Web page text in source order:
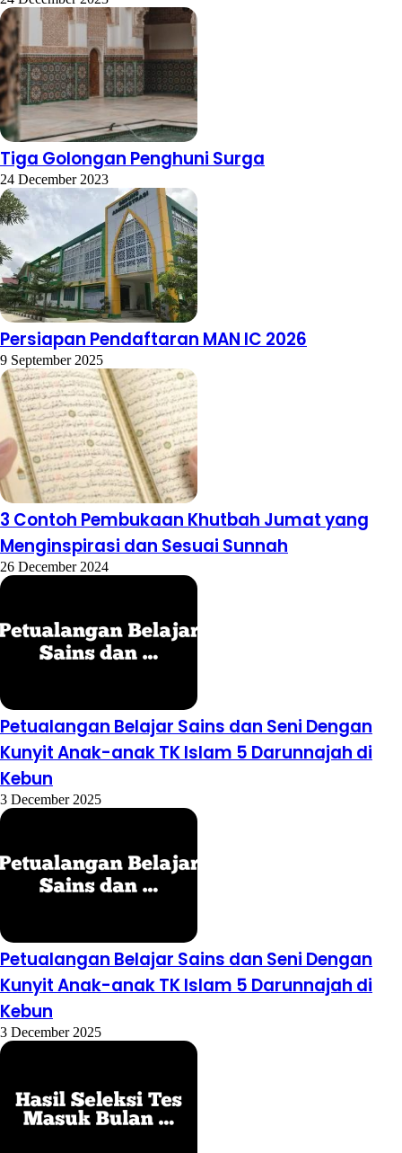
Tiga Golongan Penghuni Surga
24 December 2023
Persiapan Pendaftaran MAN IC 2026
9 September 2025
3 Contoh Pembukaan Khutbah Jumat yang
Menginspirasi dan Sesuai Sunnah
26 December 2024
Petualangan Belajar Sains dan Seni Dengan
Kunyit Anak-anak TK Islam 5 Darunnajah di
Kebun
3 December 2025
Petualangan Belajar Sains dan Seni Dengan
Kunyit Anak-anak TK Islam 5 Darunnajah di
Kebun
3 December 2025